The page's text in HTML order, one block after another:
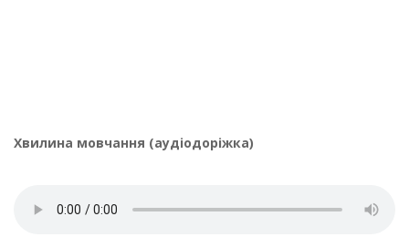
Хвилина мовчання (аудіодоріжка)